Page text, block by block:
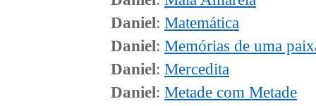
Daniel: Matemática
Daniel: Memórias de uma
Daniel: Mercedita
Daniel: Metade com Metade